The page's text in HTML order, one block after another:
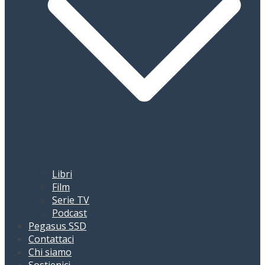
Libri
Film
Serie TV
Podcast
Pegasus SSD
Contattaci
Chi siamo